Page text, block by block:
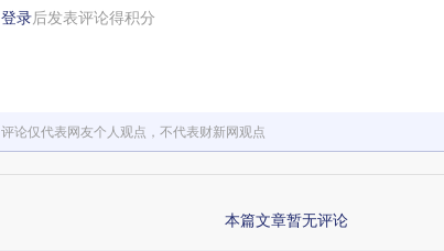
登录后发表评论得积分
评论仅代表网友个人观点，不代表财新网观点
本篇文章暂无评论